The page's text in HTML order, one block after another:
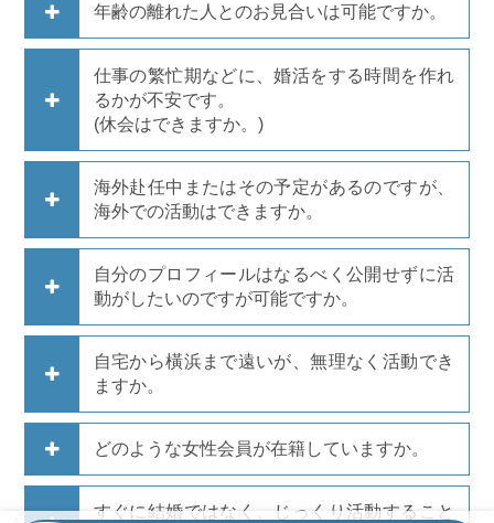
年齢の離れた人とのお見合いは可能ですか。
仕事の繁忙期などに、婚活をする時間を作れ
るかが不安です。
(休会はできますか。)
海外赴任中またはその予定があるのですが、
海外での活動はできますか。
自分のプロフィールはなるべく公開せずに活
動がしたいのですが可能ですか。
自宅から橫浜まで遠いが、無理なく活動でき
ますか。
どのような女性会員が在籍していますか。
すぐに結婚ではなく、じっくり活動すること